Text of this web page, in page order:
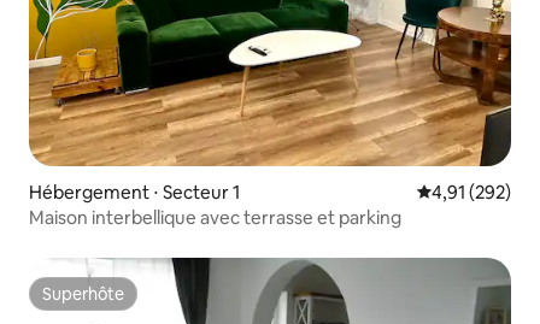
Hébergement ⋅ Secteur 1 Évaluation
4,91 (292)
Maison interbellique avec terrasse et parking
Superhôte
Superhôte